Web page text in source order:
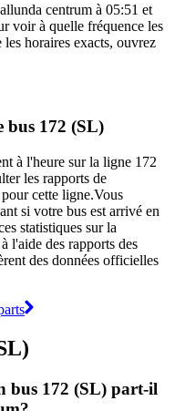
centrum à 05:51 et
voir à quelle fréquence les
horaires exacts, ouvrez
bus 172 (SL)
à l'heure sur la ligne 172
les rapports de
pour cette ligne.Vous
si votre bus est arrivé en
statistiques sur la
l'aide des rapports des
des données officielles
bus 172 (SL) part-il